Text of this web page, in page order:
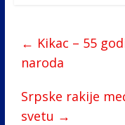
o
o
k
← Kikac – 55
naroda
Srpske rakije
svetu →